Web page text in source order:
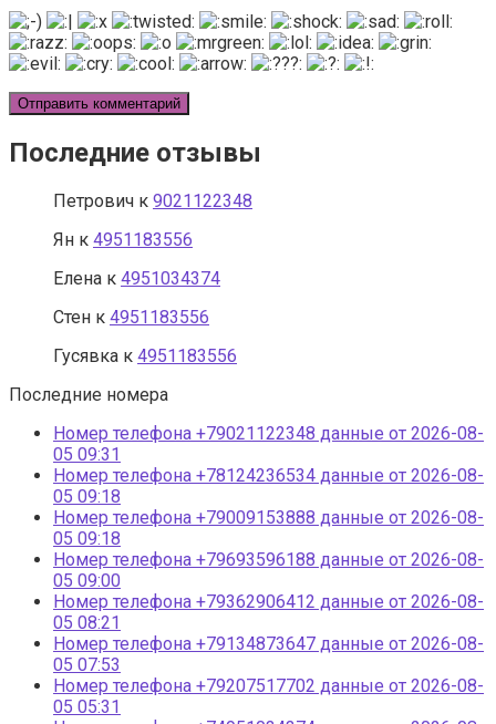
Последние отзывы
Петрович к 9021122348
Ян к 4951183556
Елена к 4951034374
Стен к 4951183556
Гусявка к 4951183556
Последние номера
Номер телефона +79021122348 данные от 2026-08-
05 09:31
Номер телефона +78124236534 данные от 2026-08-
05 09:18
Номер телефона +79009153888 данные от 2026-08-
05 09:18
Номер телефона +79693596188 данные от 2026-08-
05 09:00
Номер телефона +79362906412 данные от 2026-08-
05 08:21
Номер телефона +79134873647 данные от 2026-08-
05 07:53
Номер телефона +79207517702 данные от 2026-08-
05 05:31